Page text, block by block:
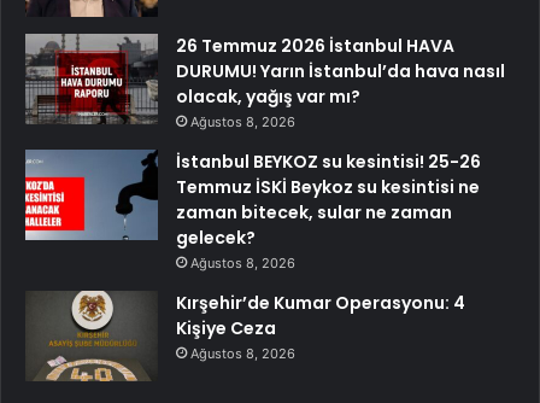
26 Temmuz 2026 İstanbul HAVA
DURUMU! Yarın İstanbul’da hava nasıl
olacak, yağış var mı?
Ağustos 8, 2026
İstanbul BEYKOZ su kesintisi! 25-26
Temmuz İSKİ Beykoz su kesintisi ne
zaman bitecek, sular ne zaman
gelecek?
Ağustos 8, 2026
Kırşehir’de Kumar Operasyonu: 4
Kişiye Ceza
Ağustos 8, 2026